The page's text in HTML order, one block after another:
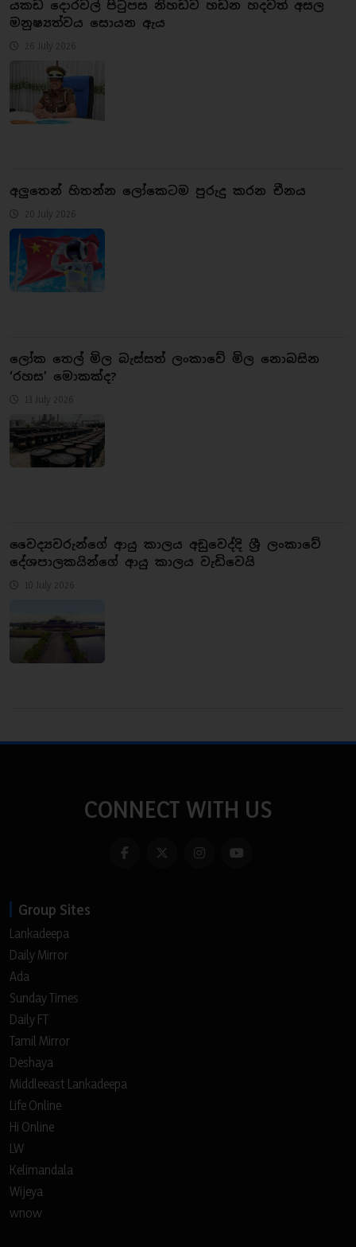
යකඩ දොරවල් පිටුපස නිහඩව හඩන හදවත් අසල
මනුෂ්‍යත්වය සොයන ඇය
26 July 2026
අලුතෙන් හිතන්න ලෝකෙටම පුරුදු කරන චීනය
20 July 2026
ලෝක තෙල් මිල බැස්සත් ලංකාවේ මිල නොබසින
‘රහස’ මොකක්ද?
13 July 2026
වෛද්‍යවරුන්ගේ ආයු කාලය අඩුවෙද්දි ශ්‍රී ලංකාවේ
දේශපාලකයින්ගේ ආයු කාලය වැඩිවෙයි
10 July 2026
CONNECT WITH US
Group Sites
Lankadeepa
Daily Mirror
Ada
Sunday Times
Daily FT
Tamil Mirror
Deshaya
Middleeast Lankadeepa
Life Online
Hi Online
LW
Kelimandala
Wijeya
wnow